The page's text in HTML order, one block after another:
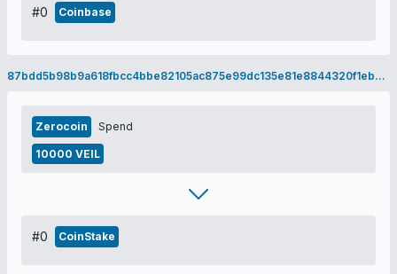
#0 Coinbase
87bdd5b98b9a618fbcc4bbe82105ac875e99dc135e81e8844320f1eb45ccc9f9
Zerocoin Spend
10000 VEIL
#0 CoinStake